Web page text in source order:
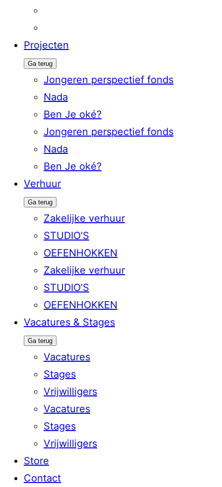
Projecten
Ga terug
Jongeren perspectief fonds
Nada
Ben Je oké?
Jongeren perspectief fonds
Nada
Ben Je oké?
Verhuur
Ga terug
Zakelijke verhuur
STUDIO’S
OEFENHOKKEN
Zakelijke verhuur
STUDIO’S
OEFENHOKKEN
Vacatures & Stages
Ga terug
Vacatures
Stages
Vrijwilligers
Vacatures
Stages
Vrijwilligers
Store
Contact